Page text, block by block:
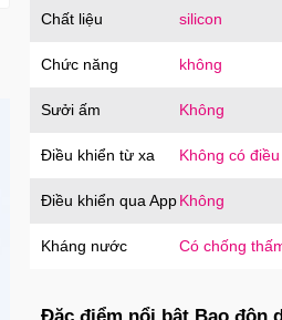
Chất liệu silicon
Chức năng không
Sưởi ấm Không
Điều khiển từ xa Không có
Điều khiển qua AppKhông
Kháng nước Có chống